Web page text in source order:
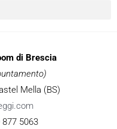
di Brescia
Mella (BS)
5063